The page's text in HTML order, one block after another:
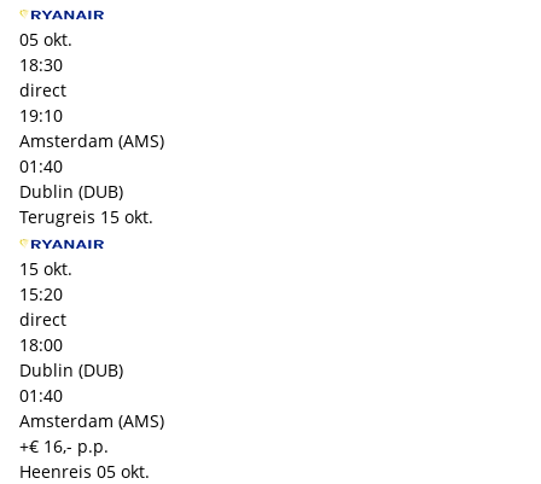
05 okt.
18:30
direct
19:10
Amsterdam (AMS)
01:40
Dublin (DUB)
Terugreis 15 okt.
15 okt.
15:20
direct
18:00
Dublin (DUB)
01:40
Amsterdam (AMS)
+€ 16,- p.p.
Heenreis 05 okt.